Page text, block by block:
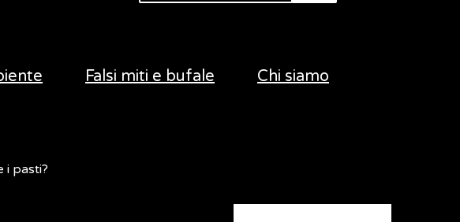
Falsi miti e bufale Chi siamo
i pasti?